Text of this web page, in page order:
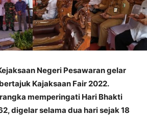
Negeri Pesawaran gelar
Kajaksaan Fair 2022.
memperingati Hari Bhakti
digelar selama dua hari sejak 18